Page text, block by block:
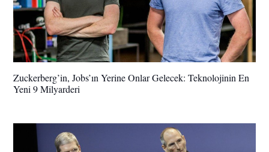
Zuckerberg’in, Jobs’ın Yerine Onlar Gelecek: Teknolojinin En
Yeni 9 Milyarderi